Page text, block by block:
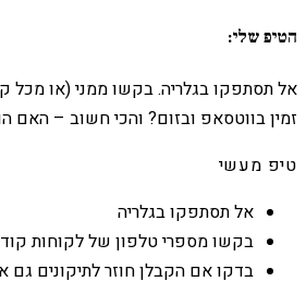
הטיפ שלי:
אל תסתפקו בגלריה. בקשו ממני (או מכל
זמין בווטסאפ ובזום? והכי חשוב –
טיפ מעשי
אל תסתפקו בגלריה
בקשו מספרי טלפון של לקוחות
בדקו אם הקבלן חוזר לתיקונים גם